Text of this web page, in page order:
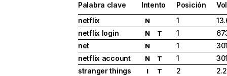
Palabra clave Intento Posición
netflix
N 1
netflix login
N T 1
net
N 1
netflix account
N T 1
stranger things
I T 2